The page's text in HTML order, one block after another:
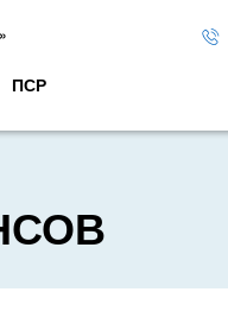
ПСР